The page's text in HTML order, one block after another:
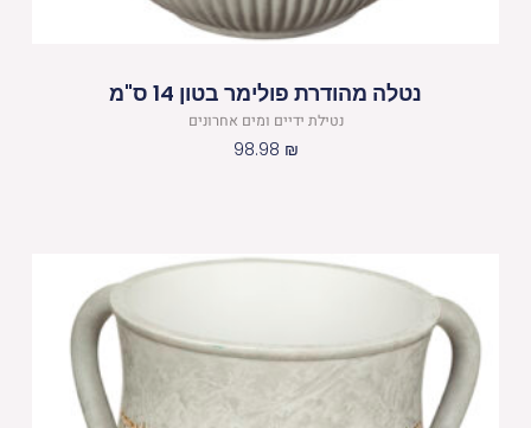
נטלה מהודרת פולימר בטון 14 ס"מ
נטילת ידיים ומים אחרונים
98.98 ₪